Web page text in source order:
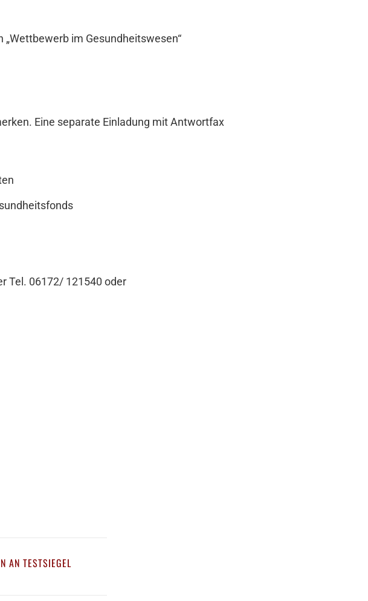
im Gesundheitswesen“
Eine separate Einladung mit Antwortfax
Tel. 06172/ 121540 oder
AN TESTSIEGEL